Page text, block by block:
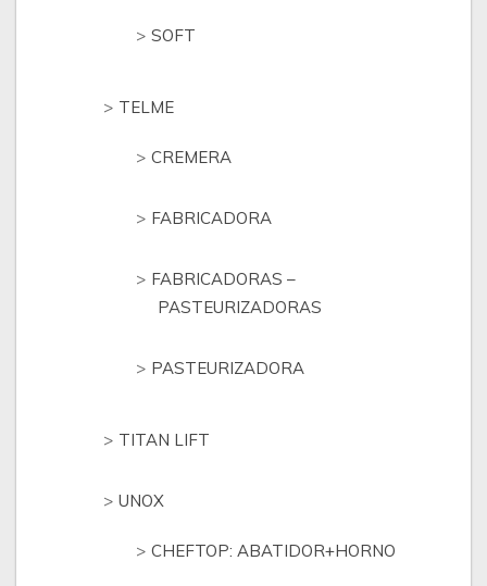
SOFT
TELME
CREMERA
FABRICADORA
FABRICADORAS –
PASTEURIZADORAS
PASTEURIZADORA
TITAN LIFT
UNOX
CHEFTOP: ABATIDOR+HORNO